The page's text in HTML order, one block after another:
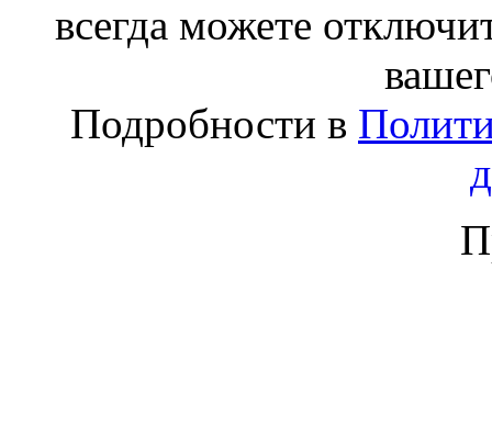
всегда можете
Подробности в